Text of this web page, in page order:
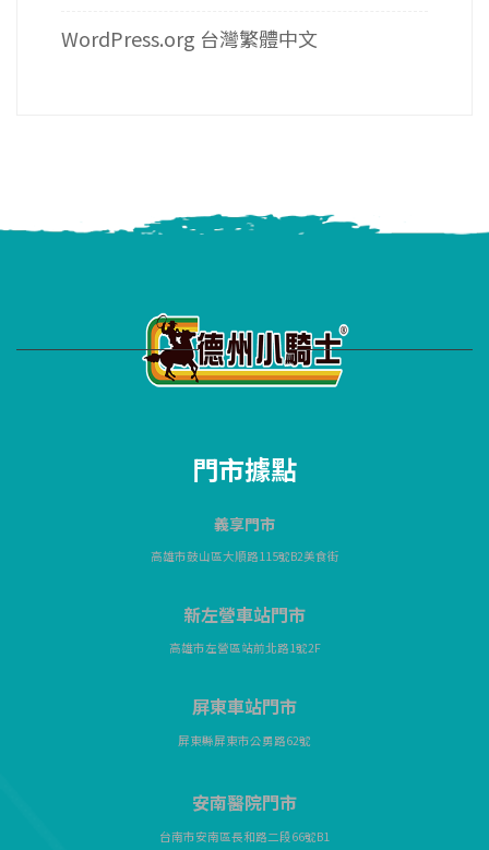
WordPress.org 台灣繁體中文
門市據點
義享門市
高雄市鼓山區大順路115號B2美食街
新左營車站門市
高雄市左營區站前北路1號2F
屏東車站門市
屏東縣屏東市公勇路62號
安南醫院門市
台南市安南區長和路二段66號B1